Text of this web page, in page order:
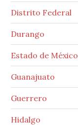
Distrito Federal
Durango
Estado de México
Guanajuato
Guerrero
Hidalgo